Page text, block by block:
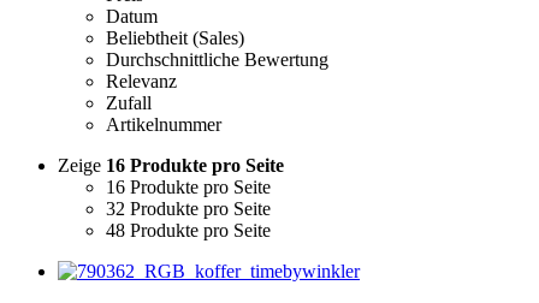
Datum
Beliebtheit (Sales)
Durchschnittliche Bewertung
Relevanz
Zufall
Artikelnummer
Zeige 16 Produkte pro Seite
16 Produkte pro Seite
32 Produkte pro Seite
48 Produkte pro Seite